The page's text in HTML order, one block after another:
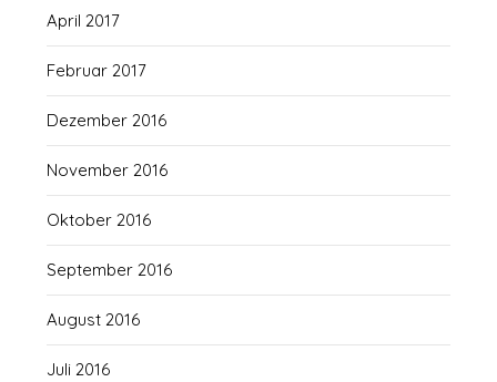
April 2017
Februar 2017
Dezember 2016
November 2016
Oktober 2016
September 2016
August 2016
Juli 2016